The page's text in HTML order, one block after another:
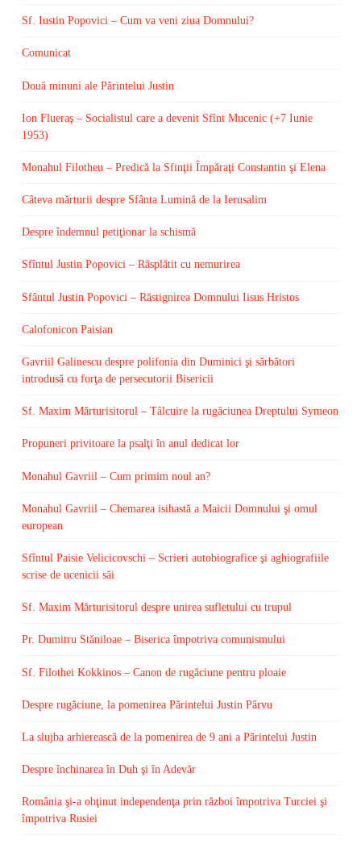
Sf. Iustin Popovici – Cum va veni ziua Domnului?
Comunicat
Două minuni ale Părintelui Justin
Ion Flueraş – Socialistul care a devenit Sfînt Mucenic (+7 Iunie
1953)
Monahul Filotheu – Predică la Sfinţii Împăraţi Constantin şi Elena
Câteva mărturii despre Sfânta Lumină de la Ierusalim
Despre îndemnul petiţionar la schismă
Sfîntul Justin Popovici – Răsplătit cu nemurirea
Sfântul Justin Popovici – Răstignirea Domnului Iisus Hristos
Calofonicon Paisian
Gavriil Galinescu despre polifonia din Duminici şi sărbători
introdusă cu forţa de persecutorii Bisericii
Sf. Maxim Mărturisitorul – Tâlcuire la rugăciunea Dreptului Symeon
Propuneri privitoare la psalţi în anul dedicat lor
Monahul Gavriil – Cum primim noul an?
Monahul Gavriil – Chemarea isihastă a Maicii Domnului şi omul
european
Sfîntul Paisie Velicicovschi – Scrieri autobiografice şi aghiografiile
scrise de ucenicii săi
Sf. Maxim Mărturisitorul despre unirea sufletului cu trupul
Pr. Dumitru Stăniloae – Biserica împotriva comunismului
Sf. Filothei Kokkinos – Canon de rugăciune pentru ploaie
Despre rugăciune, la pomenirea Părintelui Justin Pârvu
La slujba arhierească de la pomenirea de 9 ani a Părintelui Justin
Despre închinarea în Duh şi în Adevăr
România şi-a obţinut independenţa prin război împotriva Turciei şi
împotriva Rusiei